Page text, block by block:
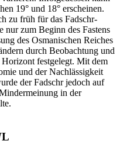
19° und 18° erscheinen.
zu früh für das Fadschr-
nur zum Beginn des Fastens
des Osmanischen Reiches
durch Beobachtung und
festgelegt. Mit dem
und der Nachlässigkeit
der Fadschr jedoch auf
in der